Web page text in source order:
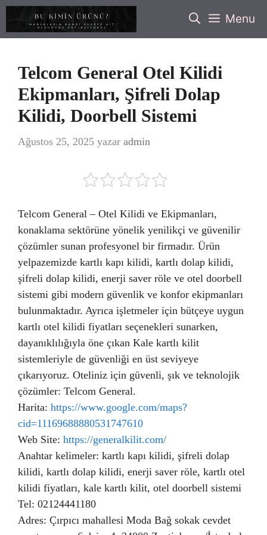
İçeriğe
Menu
Telcom General Otel Kilidi
Ekipmanları, Şifreli Dolap
Kilidi, Doorbell Sistemi
Ağustos 25, 2025 yazar admin
Telcom General – Otel Kilidi ve Ekipmanları,
konaklama sektörüne yönelik yenilikçi ve güvenilir
çözümler sunan profesyonel bir firmadır. Ürün
yelpazemizde kartlı kapı kilidi, kartlı dolap kilidi,
şifreli dolap kilidi, enerji saver röle ve otel doorbell
sistemi gibi modern güvenlik ve konfor ekipmanları
bulunmaktadır. Ayrıca işletmeler için bütçeye uygun
kartlı otel kilidi fiyatları seçenekleri sunarken,
dayanıklılığıyla öne çıkan Kale kartlı kilit
sistemleriyle de güvenliği en üst seviyeye
çıkarıyoruz. Oteliniz için güvenli, şık ve teknolojik
çözümler: Telcom General.
Harita: https://www.google.com/maps?
cid=11169688880531747610
Web Site: https://generalkilit.com/
Anahtar kelimeler: kartlı kapı kilidi, şifreli dolap
kilidi, kartlı dolap kilidi, enerji saver röle, kartlı otel
kilidi fiyatları, kale kartlı kilit, otel doorbell sistemi
Tel: 02124441180
Adres: Çırpıcı mahallesi Moda Bağ sokak cevdet